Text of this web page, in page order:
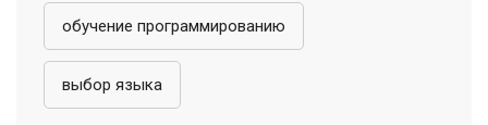
обучение программированию
выбор языка